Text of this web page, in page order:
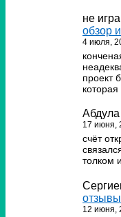
не
обзор
4 июля,
проект
Абдула
17 июня,
счёт
толком
12 июня,